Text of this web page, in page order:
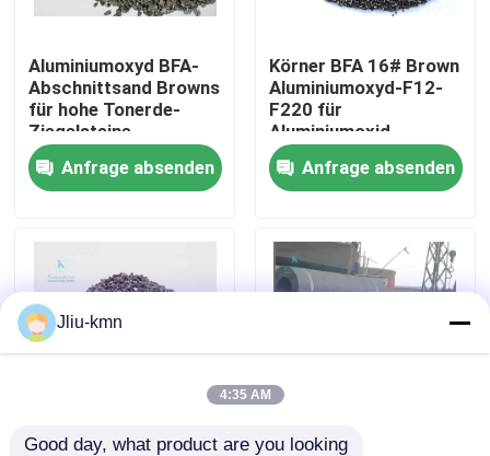
Qualitätskontrolle
Kontakt mit uns
Rechtssachen
Fixiertes Aluminiumoxyd
Aluminiumoxyd BFA-
Abschnittsand Browns
für hohe Tonerde-
Ziegelsteine
Anfrage absenden
Körner BFA 16# Brown
Aluminiumoxyd-F12-
F220 für
Aluminiumoxid-
Beschichtung
Anfrage absenden
Aluminiumoxyd Fepa Harter Abschnitt-
Jliu-kmn
4:35 AM
Good day, what product are you looking